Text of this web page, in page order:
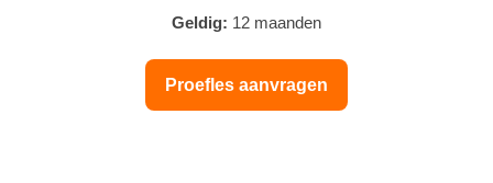
Geldig: 12 maanden
Proefles aanvragen